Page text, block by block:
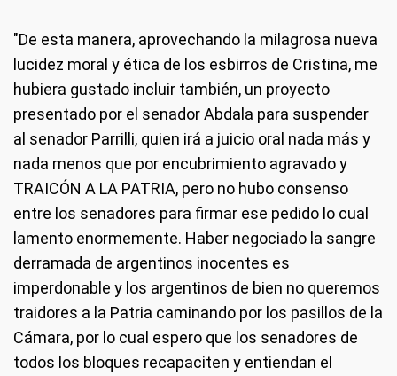
"De esta manera, aprovechando la milagrosa nueva
lucidez moral y ética de los esbirros de Cristina, me
hubiera gustado incluir también, un proyecto
presentado por el senador Abdala para suspender
al senador Parrilli, quien irá a juicio oral nada más y
nada menos que por encubrimiento agravado y
TRAICÓN A LA PATRIA, pero no hubo consenso
entre los senadores para firmar ese pedido lo cual
lamento enormemente. Haber negociado la sangre
derramada de argentinos inocentes es
imperdonable y los argentinos de bien no queremos
traidores a la Patria caminando por los pasillos de la
Cámara, por lo cual espero que los senadores de
todos los bloques recapaciten y entiendan el